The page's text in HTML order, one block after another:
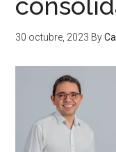
30 octubre, 2023 By